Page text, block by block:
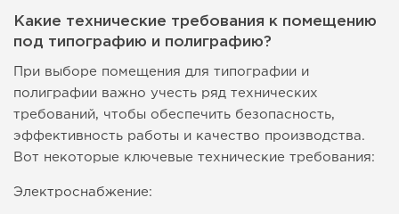
Какие технические требования к помещению
под типографию и полиграфию?
При выборе помещения для типографии и
полиграфии важно учесть ряд технических
требований, чтобы обеспечить безопасность,
эффективность работы и качество производства.
Вот некоторые ключевые технические требования:
Электроснабжение: